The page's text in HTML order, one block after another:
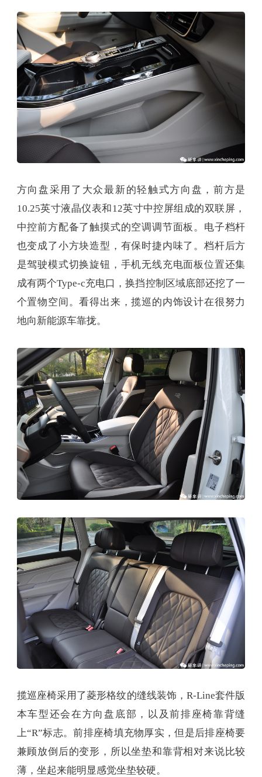
方向盘采用了大众最新的轻触式方向盘，前方是
10.25英寸液晶仪表和12英寸中控屏组成的双联屏，
中控前方配备了触摸式的空调调节面板。电子档杆
也变成了小方块造型，有保时捷内味了。档杆后方
是驾驶模式切换旋钮，手机无线充电面板位置还集
成有两个Type-c充电口，换挡控制区域底部还挖了一
个置物空间。看得出来，揽巡的内饰设计在很努力
地向新能源车靠拢。
揽巡座椅采用了菱形格纹的缝线装饰，R-Line套件版
本车型还会在方向盘底部，以及前排座椅靠背缝
上“R”标志。前排座椅填充物厚实，但是后排座椅要
兼顾放倒后的变形，所以坐垫和靠背相对来说比较
薄，坐起来能明显感觉坐垫较硬。